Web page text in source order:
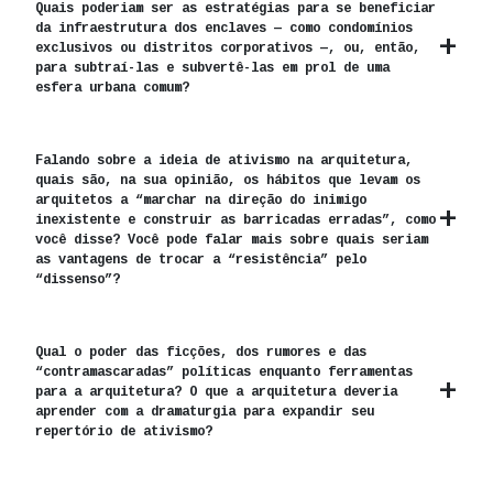
Quais poderiam ser as estratégias para se beneficiar
da infraestrutura dos enclaves — como condomínios
exclusivos ou distritos corporativos —, ou, então,
para subtraí-las e subvertê-las em prol de uma
esfera urbana comum?
Falando sobre a ideia de ativismo na arquitetura,
quais são, na sua opinião, os hábitos que levam os
arquitetos a “marchar na direção do inimigo
inexistente e construir as barricadas erradas”, como
você disse? Você pode falar mais sobre quais seriam
as vantagens de trocar a “resistência” pelo
“dissenso”?
Qual o poder das ficções, dos rumores e das
“contramascaradas” políticas enquanto ferramentas
para a arquitetura? O que a arquitetura deveria
aprender com a dramaturgia para expandir seu
repertório de ativismo?